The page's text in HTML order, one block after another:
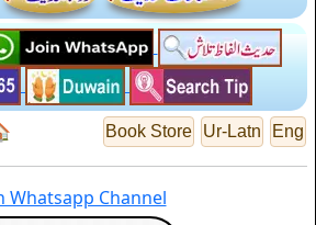
Eng
Ur-Latn
Book Store
Whatsapp Channel